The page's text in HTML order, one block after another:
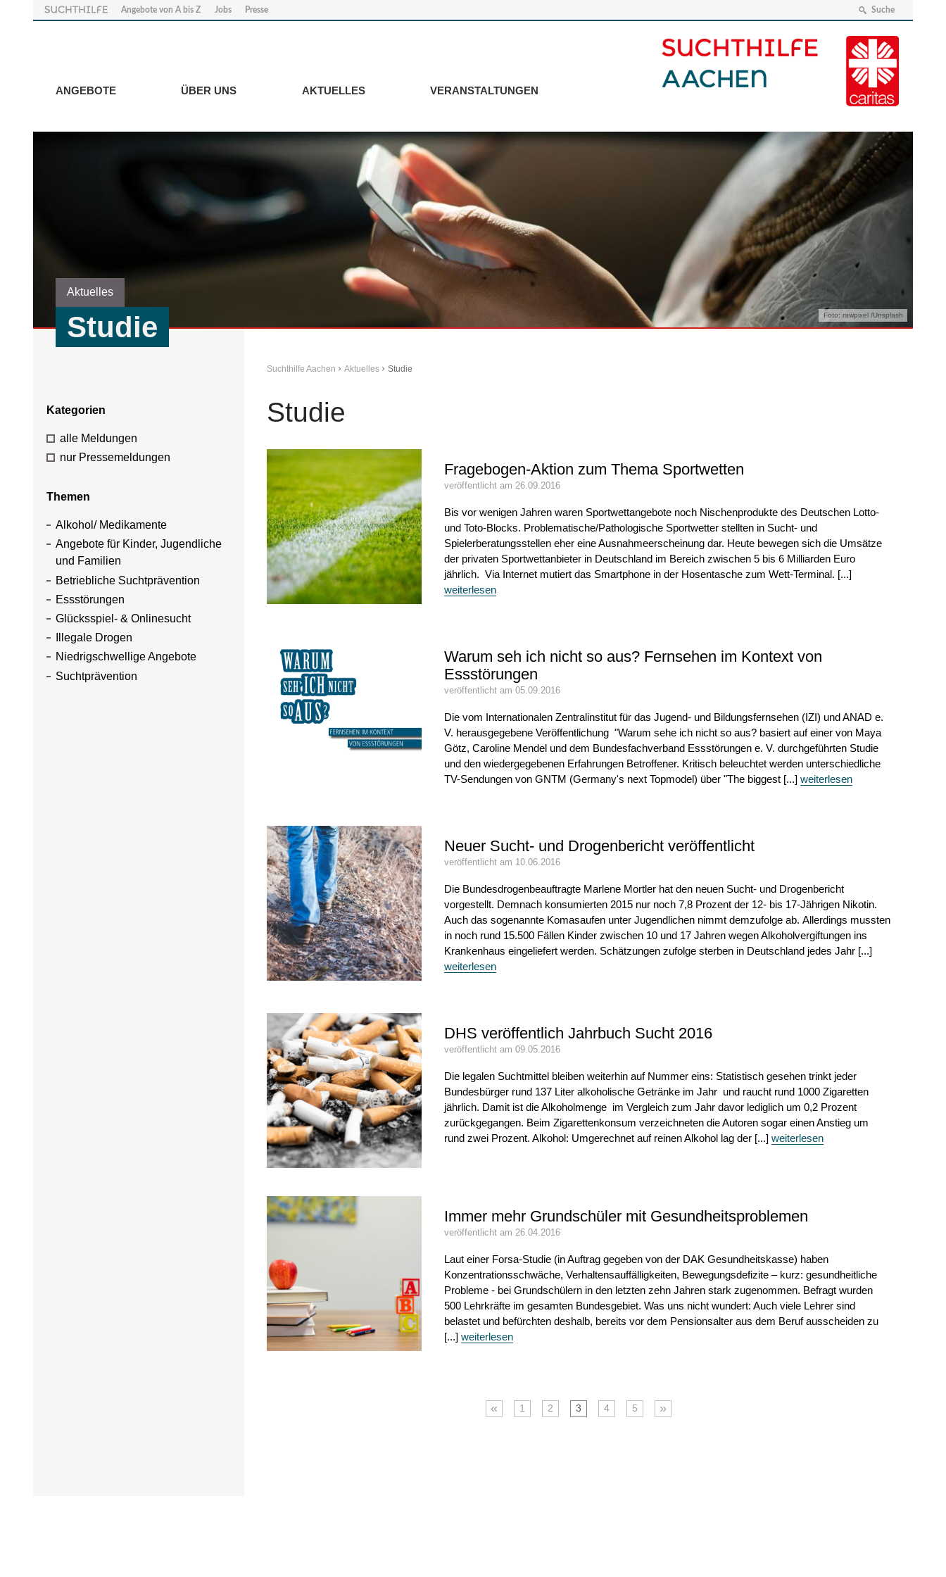
Angebote von A bis Z Jobs Presse Suche
ANGEBOTE ÜBER UNS AKTUELLES VERANSTALTUNGEN
Aktuelles
Studie Foto: rawpixel /Unsplash
Kategorien
alle Meldungen
nur Pressemeldungen
Themen
Alkohol/ Medikamente
Angebote für Kinder, Jugendliche
und Familien
Betriebliche Suchtprävention
Essstörungen
Glücksspiel- & Onlinesucht
Illegale Drogen
Niedrigschwellige Angebote
Suchtprävention
Suchthilfe Aachen Aktuelles Studie
Studie
Fragebogen-Aktion zum Thema Sportwetten
veröffentlicht am 26.09.2016
Bis vor wenigen Jahren waren Sportwettangebote noch Nischenprodukte des Deutschen Lotto-
und Toto-Blocks. Problematische/Pathologische Sportwetter stellten in Sucht- und
Spielerberatungsstellen eher eine Ausnahmeerscheinung dar. Heute bewegen sich die Umsätze
der privaten Sportwettanbieter in Deutschland im Bereich zwischen 5 bis 6 Milliarden Euro
jährlich. Via Internet mutiert das Smartphone in der Hosentasche zum Wett-Terminal. [...]
weiterlesen
Warum seh ich nicht so aus? Fernsehen im Kontext von
Essstörungen
veröffentlicht am 05.09.2016
Die vom Internationalen Zentralinstitut für das Jugend- und Bildungsfernsehen (IZI) und ANAD e.
V. herausgegebene Veröffentlichung "Warum sehe ich nicht so aus? basiert auf einer von Maya
Götz, Caroline Mendel und dem Bundesfachverband Essstörungen e. V. durchgeführten Studie
und den wiedergegebenen Erfahrungen Betroffener. Kritisch beleuchtet werden unterschiedliche
TV-Sendungen von GNTM (Germany's next Topmodel) über "The biggest [...] weiterlesen
Neuer Sucht- und Drogenbericht veröffentlicht
veröffentlicht am 10.06.2016
Die Bundesdrogenbeauftragte Marlene Mortler hat den neuen Sucht- und Drogenbericht
vorgestellt. Demnach konsumierten 2015 nur noch 7,8 Prozent der 12- bis 17-Jährigen Nikotin.
Auch das sogenannte Komasaufen unter Jugendlichen nimmt demzufolge ab. Allerdings mussten
in noch rund 15.500 Fällen Kinder zwischen 10 und 17 Jahren wegen Alkoholvergiftungen ins
Krankenhaus eingeliefert werden. Schätzungen zufolge sterben in Deutschland jedes Jahr [...]
weiterlesen
DHS veröffentlich Jahrbuch Sucht 2016
veröffentlicht am 09.05.2016
Die legalen Suchtmittel bleiben weiterhin auf Nummer eins: Statistisch gesehen trinkt jeder
Bundesbürger rund 137 Liter alkoholische Getränke im Jahr und raucht rund 1000 Zigaretten
jährlich. Damit ist die Alkoholmenge im Vergleich zum Jahr davor lediglich um 0,2 Prozent
zurückgegangen. Beim Zigarettenkonsum verzeichneten die Autoren sogar einen Anstieg um
rund zwei Prozent. Alkohol: Umgerechnet auf reinen Alkohol lag der [...] weiterlesen
Immer mehr Grundschüler mit Gesundheitsproblemen
veröffentlicht am 26.04.2016
Laut einer Forsa-Studie (in Auftrag gegeben von der DAK Gesundheitskasse) haben
Konzentrationsschwäche, Verhaltensauffälligkeiten, Bewegungsdefizite – kurz: gesundheitliche
Probleme - bei Grundschülern in den letzten zehn Jahren stark zugenommen. Befragt wurden
500 Lehrkräfte im gesamten Bundesgebiet. Was uns nicht wundert: Auch viele Lehrer sind
belastet und befürchten deshalb, bereits vor dem Pensionsalter aus dem Beruf ausscheiden zu
[...] weiterlesen
« 1 2 3 4 5 »